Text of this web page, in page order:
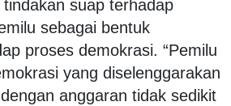
suap terhadap
sebagai bentuk
proses demokrasi. “Pemilu
yang diselenggarakan
anggaran tidak sedikit